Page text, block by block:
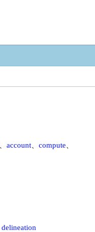
account compute
delineation